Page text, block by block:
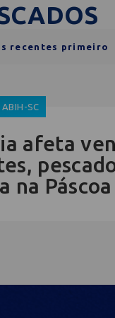
ABIH-SC
afeta
na Páscoa